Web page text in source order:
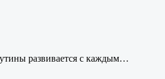
развивается с каждым…